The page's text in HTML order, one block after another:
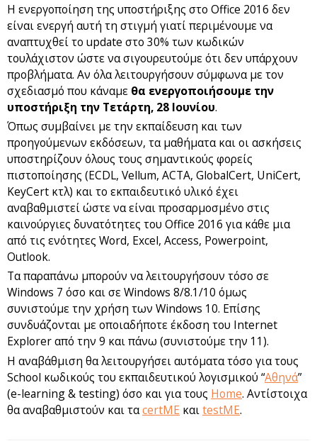
Η ενεργοποίηση της υποστήριξης στο Office 2016 δεν
είναι ενεργή αυτή τη στιγμή γιατί περιμένουμε να
αναπτυχθεί το update στο 30% των κωδικών
τουλάχιστον ώστε να σιγουρευτούμε ότι δεν υπάρχουν
προβλήματα. Αν όλα λειτουργήσουν σύμφωνα με τον
σχεδιασμό που κάναμε θα ενεργοποιήσουμε την
υποστήριξη την Τετάρτη, 28 Ιουνίου.
Όπως συμβαίνει με την εκπαίδευση και των
προηγούμενων εκδόσεων, τα μαθήματα και οι ασκήσεις
υποστηρίζουν όλους τους σημαντικούς φορείς
πιστοποίησης (ECDL, Vellum, ACTA, GlobalCert, UniCert,
KeyCert κτλ) και το εκπαιδευτικό υλικό έχει
αναβαθμιστεί ώστε να είναι προσαρμοσμένο στις
καινούργιες δυνατότητες του Office 2016 για κάθε μια
από τις ενότητες Word, Excel, Access, Powerpoint,
Outlook.
Τα παραπάνω μπορούν να λειτουργήσουν τόσο σε
Windows 7 όσο και σε Windows 8/8.1/10 όμως
συνιστούμε την χρήση των Windows 10. Επίσης
συνδυάζονται με οποιαδήποτε έκδοση του Internet
Explorer από την 9 και πάνω (συνιστούμε την 11).
Η αναβάθμιση θα λειτουργήσει αυτόματα τόσο για τους
School κωδικούς του εκπαιδευτικού λογισμικού “Αθηνά”
(e-learning & testing) όσο και για τους Home. Αντίστοιχα
θα αναβαθμιστούν και ταcertME καιtestME.